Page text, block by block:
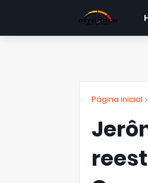
Página inicial